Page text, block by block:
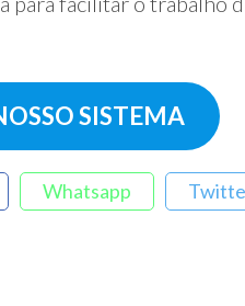
SISTEMA
Whatsapp